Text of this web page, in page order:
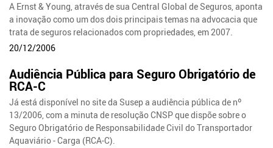
A Ernst & Young, através de sua Central Global de Seguros, aponta
a inovação como um dos dois principais temas na advocacia que
trata de seguros relacionados com propriedades, em 2007.
20/12/2006
Audiência Pública para Seguro Obrigatório de
RCA-C
Já está disponível no site da Susep a audiência pública de nº
13/2006, com a minuta de resolução CNSP que dispõe sobre o
Seguro Obrigatório de Responsabilidade Civil do Transportador
Aquaviário - Carga (RCA-C).